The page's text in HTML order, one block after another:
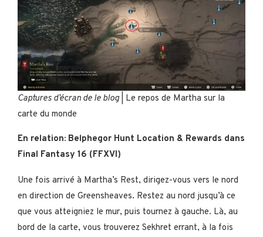
Captures d’écran de le blog | Le repos de Martha sur la
carte du monde
En relation: Belphegor Hunt Location & Rewards dans
Final Fantasy 16 (FFXVI)
Une fois arrivé à Martha’s Rest, dirigez-vous vers le nord
en direction de Greensheaves. Restez au nord jusqu’à ce
que vous atteigniez le mur, puis tournez à gauche. Là, au
bord de la carte, vous trouverez Sekhret errant, à la fois